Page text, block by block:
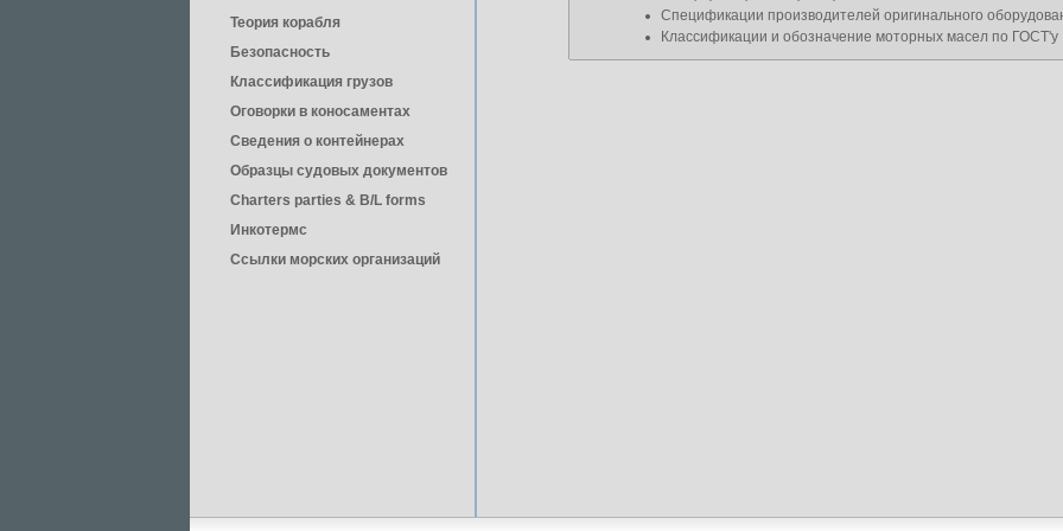
Теория корабля
Безопасность
Классификация грузов
Оговорки в коносаментах
Сведения о контейнерах
Образцы судовых документов
Charters parties & B/L forms
Инкотермс
Ссылки морских организаций
Спецификации производителей оригинального
Классификации и обозначение моторных масел по ГОСТ'у